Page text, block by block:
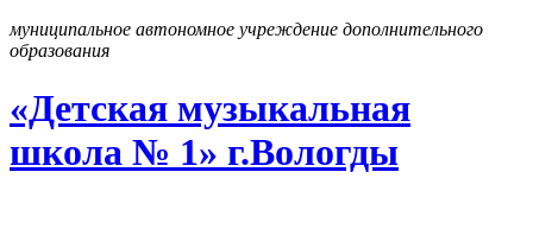
муниципальное автономное учреждение дополнительного
образования
«Детская музыкальная
школа № 1» г.Вологды